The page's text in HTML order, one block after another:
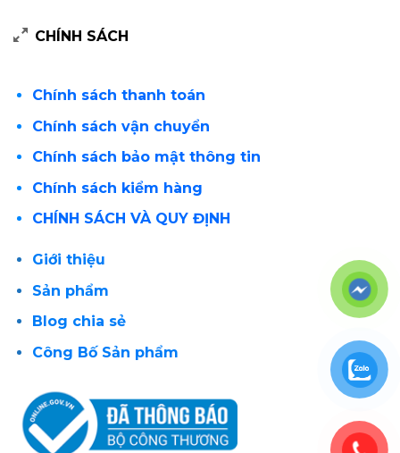
CHÍNH SÁCH
Chính sách thanh toán
Chính sách vận chuyển
Chính sách bảo mật thông tin
Chính sách kiểm hàng
CHÍNH SÁCH VÀ QUY ĐỊNH
Giới thiệu
Sản phẩm
Blog chia sẻ
Công Bố Sản phẩm